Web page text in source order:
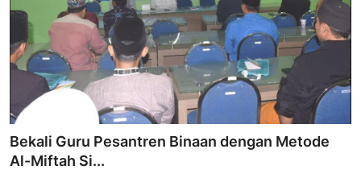
Bekali Guru Pesantren Binaan dengan Metode
Al-Miftah Si...